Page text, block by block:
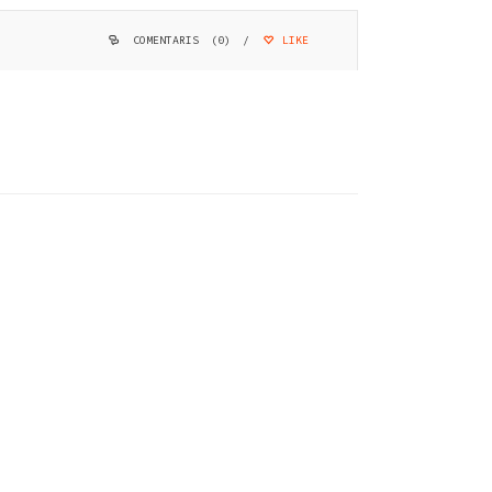
LIKE
COMENTARIS (0) /